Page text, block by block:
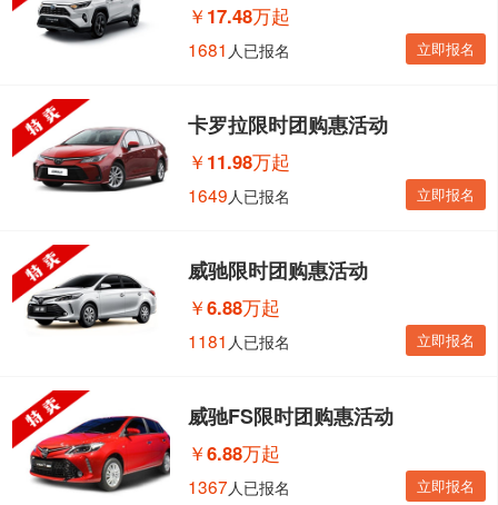
￥ 17.48万起
1681 人已报名 立即报名
卡罗拉限时团购惠活动
￥ 11.98万起
1649 人已报名 立即报名
威驰限时团购惠活动
￥6.88万起
1181 人已报名 立即报名
威驰FS限时团购惠活动
￥6.88万起
1367 人已报名 立即报名